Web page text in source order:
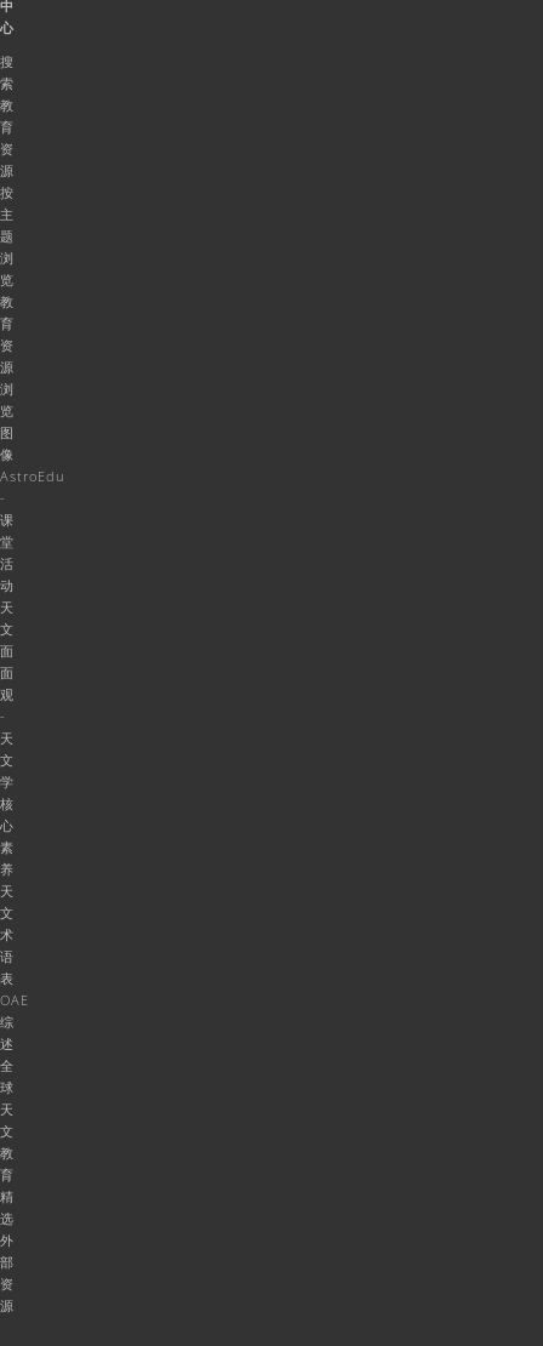
中
心
搜
索
教
育
资
源
按
主
题
浏
览
教
育
资
源
浏
览
图
像
AstroEdu
-
课
堂
活
动
天
文
面
面
观
-
天
文
学
核
心
素
养
天
文
术
语
表
OAE
综
述
全
球
天
文
教
育
精
选
外
部
资
源